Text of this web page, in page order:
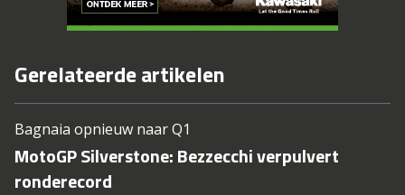
Gerelateerde artikelen
Bagnaia opnieuw naar Q1
MotoGP Silverstone: Bezzecchi verpulvert
ronderecord